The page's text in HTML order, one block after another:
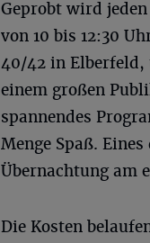
Geprobt wird
von 10 bis 12:30
40/42 in Elberfeld,
einem großen
spannendes
Menge Spaß.
Übernachtung am
Die Kosten